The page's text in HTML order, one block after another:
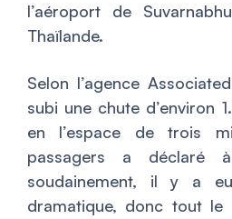
l’aéroport de
Thaïlande.
Selon l’agence
subi une chute d’environ
en l’espace de trois
passagers a déclaré
soudainement, il y a
dramatique, donc tout le